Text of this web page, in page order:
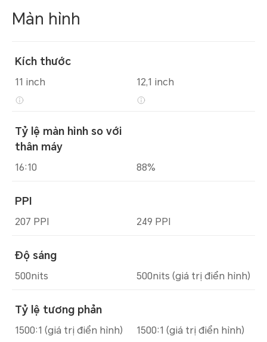
Màn hình
Kích thước
11 inch
Tỷ lệ màn hình so với
thân máy
16:10
PPI
207 PPI
Độ sáng
500nits
Tỷ lệ tương phản
1500:1 (giá trị điển hình)
12,1 inch
88%
249 PPI
500nits (giá trị điển hình)
1500:1 (giá trị điển hình)